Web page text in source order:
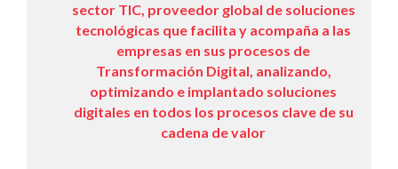
sector TIC, proveedor global de soluciones
tecnológicas que facilita y acompaña a las
empresas en sus procesos de
Transformación Digital, analizando,
optimizando e implantado soluciones
digitales en todos los procesos clave de su
cadena de valor